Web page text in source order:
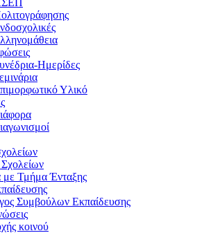
Ημερίδες
Υλικό
με Τμήμα Ένταξης
Συμβούλων Εκπαίδευσης
κοινού